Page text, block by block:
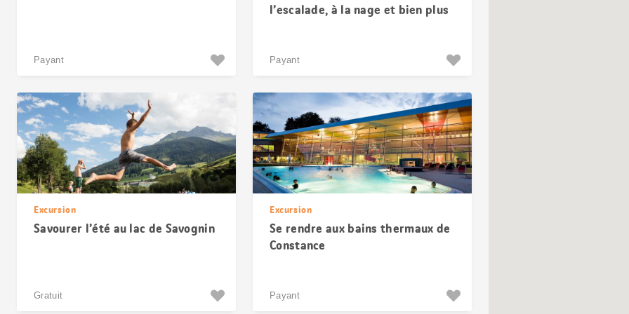
Payant
l’escalade, à la nage et bien plus
Payant
Excursion
Savourer l’été au lac de Savognin
Gratuit
Excursion
Se rendre aux bains thermaux de
Constance
Payant